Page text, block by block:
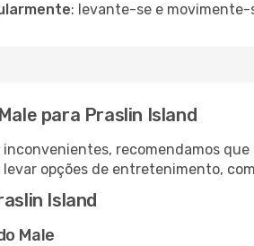
: levante-se e movimente-
para Praslin Island
recomendamos
opções de entretenimento,
Island
Male